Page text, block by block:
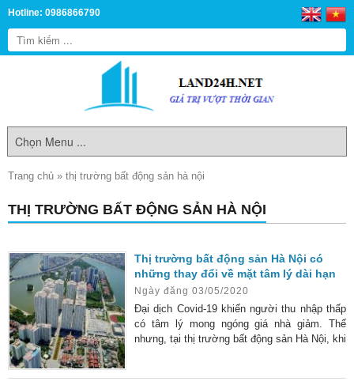
Hotline: 0986866790
Trang chủ » thị trường bất động sản hà nội
THỊ TRƯỜNG BẤT ĐỘNG SẢN HÀ NỘI
Thị trường bất động sản Hà Nội có
những thay đổi về mặt tâm lý dài hạn
Ngày đăng 03/05/2020
Đại dịch Covid-19 khiến người thu nhập thấp
có tâm lý mong ngóng giá nhà giảm. Thế
nhưng, tại thị trường bất động sản Hà Nội, khi